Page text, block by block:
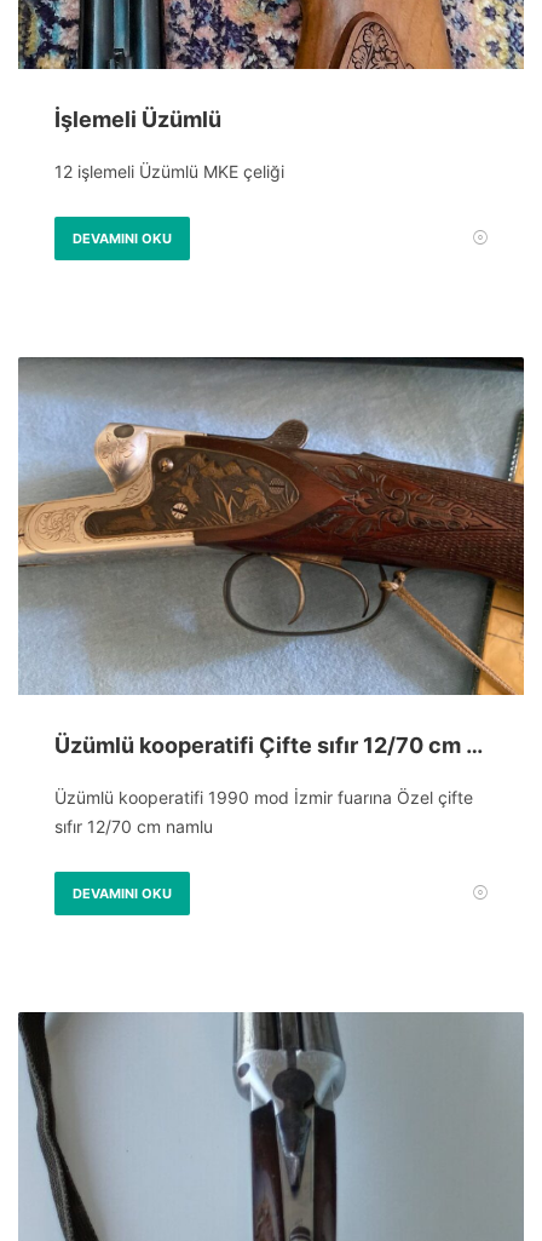
İşlemeli Üzümlü
12 işlemeli Üzümlü MKE çeliği
DEVAMINI OKU
Üzümlü kooperatifi Çifte sıfır 12/70 cm namlu
Üzümlü kooperatifi 1990 mod İzmir fuarına Özel çifte
sıfır 12/70 cm namlu
DEVAMINI OKU